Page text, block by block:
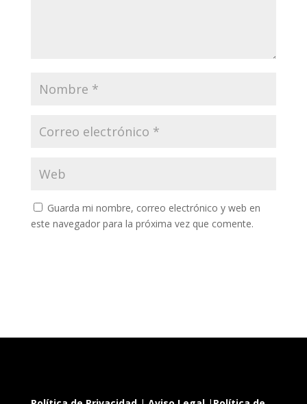
Guarda mi nombre, correo electrónico y web en
este navegador para la próxima vez que comente.